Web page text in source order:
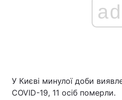
ad
У Києві минулої доби
COVID-19, 11 осіб померли.